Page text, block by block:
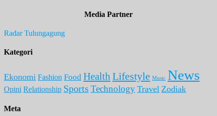
Media Partner
Radar Tulungagung
Kategori
Ekonomi Fashion Food Health Lifestyle Music News
Opini Relationship Sports Technology Travel Zodiak
Meta